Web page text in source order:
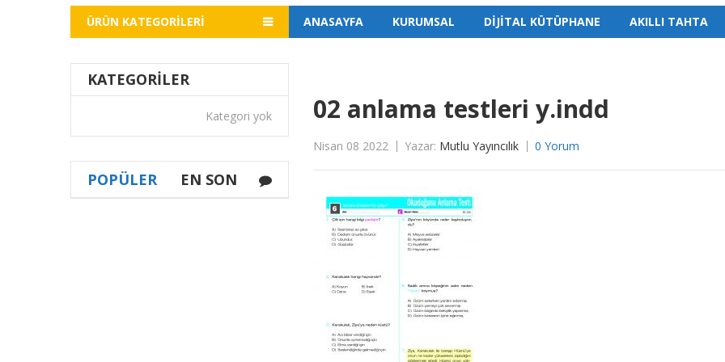
ÜRÜN KATEGORILERI ANASAYFA KURUMSAL DİJİTAL KÜTÜPHANE AKILLI TAHTA
KATEGORILER
Kategori yok
POPÜLER EN SON
02 anlama testleri y.indd
Nisan 08 2022 Yazar: Mutlu Yayıncılık 0 Yorum